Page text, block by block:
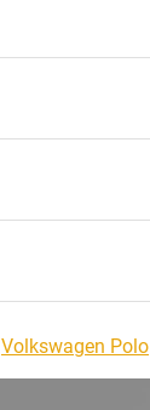
Volkswagen Polo